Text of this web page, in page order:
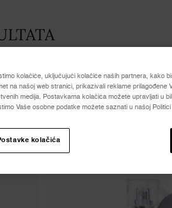
kolačiće, uključujući kolačiće naših partnera, kako
na našoj web stranici, prikazivali reklame
medija. Postavkama kolačića možete upravljati u
Vaše osobne podatke možete saznati u našoj
kolačića